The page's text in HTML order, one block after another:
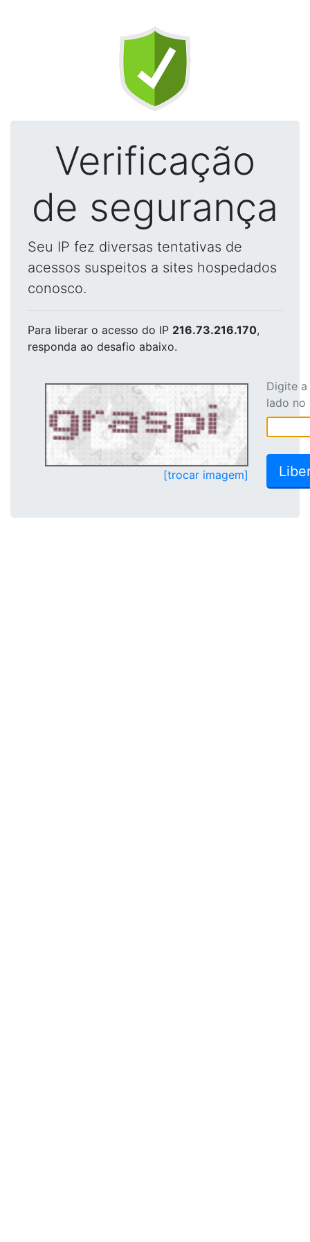
Verificação
de segurança
Seu IP fez diversas tentativas de
acessos suspeitos a sites hospedados
conosco.
Para liberar o acesso do IP 216.73.216.170,
responda ao desafio abaixo.
[trocar imagem]
Digite
lado no